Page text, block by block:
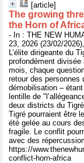
[article]
The growing
the Horn of
- In : THE NEW
23, 2026 (23/02/
L’élite dirigeante du
profondément divisée
mois, chaque
retour des personnes
démobilisation –
lentille de
deux districts du
Tigré pourraient être
été gelée au cours
fragile. Le conflit
avec des
https://
conflict-horn-africa